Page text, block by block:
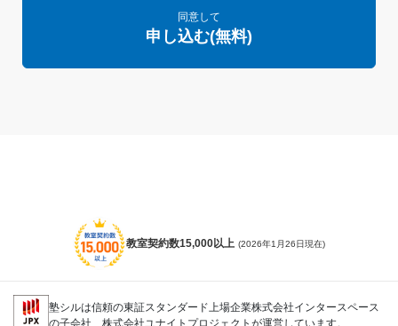
同意して
申し込む(無料)
教室契約数15,000以上 (2026年1月26日現在)
塾シルは信頼の東証スタンダード上場企業株式会社インタースペース
の子会社、株式会社ユナイトプロジェクトが運営しています。